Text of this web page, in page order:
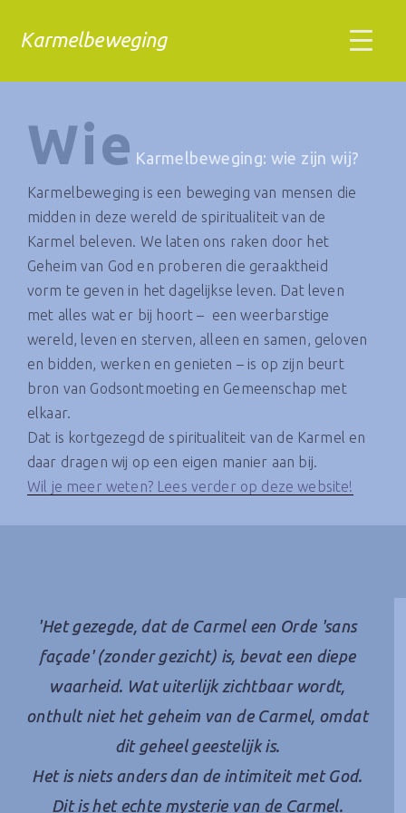
Wie Karmelbeweging: wie zijn wij?
Karmelbeweging is een beweging van mensen die
midden in deze wereld de spiritualiteit van de
Karmel beleven. We laten ons raken door het
Geheim van God en proberen die geraaktheid
vorm te geven in het dagelijkse leven. Dat leven
met alles wat er bij hoort – een weerbarstige
wereld, leven en sterven, alleen en samen, geloven
en bidden, werken en genieten – is op zijn beurt
bron van Godsontmoeting en Gemeenschap met
elkaar.
Dat is kortgezegd de spiritualiteit van de Karmel en
daar dragen wij op een eigen manier aan bij.
Wil je meer weten? Lees verder op deze website!
'Het gezegde, dat de Carmel een Orde 'sans
façade' (zonder gezicht) is, bevat een diepe
waarheid. Wat uiterlijk zichtbaar wordt,
onthult niet het geheim van de Carmel, omdat
dit geheel geestelijk is.
Het is niets anders dan de intimiteit met God.
Dit is het echte mysterie van de Carmel.
Karmelbeweging